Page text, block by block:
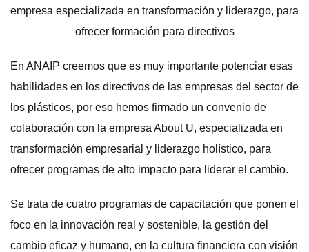
En ANAIP creemos que es muy importante potenciar esas
habilidades en los directivos de las empresas del sector de
los plásticos, por eso hemos firmado un convenio de
colaboración con la empresa About U, especializada en
transformación empresarial y liderazgo holístico, para
ofrecer programas de alto impacto para liderar el cambio.
Se trata de cuatro programas de capacitación que ponen el
foco en la innovación real y sostenible, la gestión del
cambio eficaz y humano, en la cultura financiera con visión